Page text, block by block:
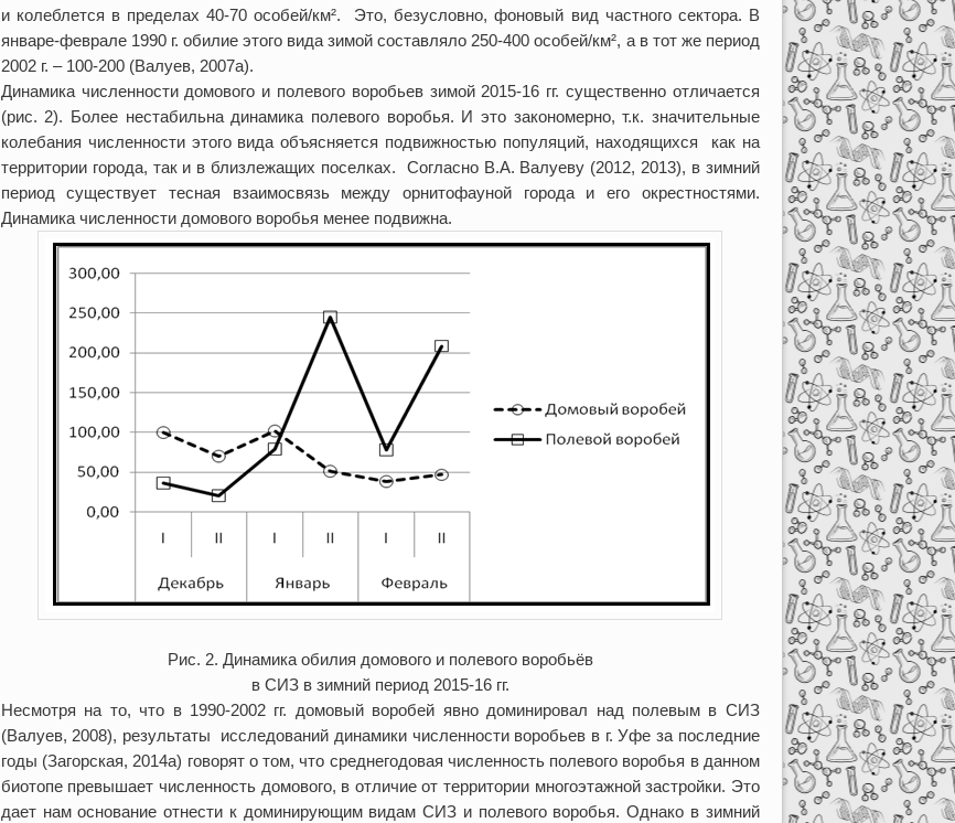
и колеблется в пределах 40-70 особей/км². Это, безусловно, фоновый вид частного сектора. В
январе-феврале 1990 г. обилие этого вида зимой составляло 250-400 особей/км², а в тот же период
2002 г. – 100-200 (Валуев, 2007а).
Динамика численности домового и полевого воробьев зимой 2015-16 гг. существенно отличается
(рис. 2). Более нестабильна динамика полевого воробья. И это закономерно, т.к. значительные
колебания численности этого вида объясняется подвижностью популяций, находящихся как на
территории города, так и в близлежащих поселках. Согласно В.А. Валуеву (2012, 2013), в зимний
период существует тесная взаимосвязь между орнитофауной города и его окрестностями.
Динамика численности домового воробья менее подвижна.
Рис. 2. Динамика обилия домового и полевого воробьёв
в СИЗ в зимний период 2015-16 гг.
Несмотря на то, что в 1990-2002 гг. домовый воробей явно доминировал над полевым в СИЗ
(Валуев, 2008), результаты исследований динамики численности воробьев в г. Уфе за последние
годы (Загорская, 2014а) говорят о том, что среднегодовая численность полевого воробья в данном
биотопе превышает численность домового, в отличие от территории многоэтажной застройки. Это
дает нам основание отнести к доминирующим видам СИЗ и полевого воробья. Однако в зимний